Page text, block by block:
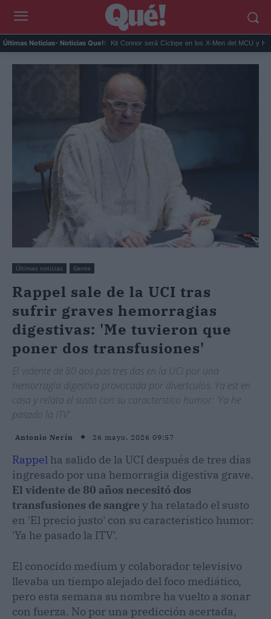
Últimas Noticias- Noticias Que!:
su 'Ruta del Narc... Kit Connor será Cíclope en los X-Men del MCU y Hea...
Últimas noticias Gente
Rappel sale de la UCI tras
sufrir graves hemorragias
digestivas: 'Me tuvieron que
poner dos transfusiones'
El vidente de 80 aos pas tres das en la UCI por una
hemorragia digestiva provocada por divertculos. Ya est en
casa y relata el susto con su caracterstico humor: 'Ya he
pasado la ITV'.
Antonio Nerín 26 mayo, 2026 09:57
Rappel ha salido de la UCI después de tres días
ingresado por una hemorragia digestiva grave.
El vidente de 80 años necesitó dos
transfusiones de sangrey ha relatado el susto
en 'El precio justo' con su característico humor:
'Ya he pasado la ITV'.
El conocido medium y colaborador televisivo
llevaba un tiempo alejado del foco mediático,
pero esta semana su nombre ha vuelto a sonar
con fuerza. No por una predicción acertada,